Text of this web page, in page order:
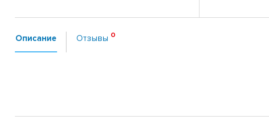
Описание Отзывы